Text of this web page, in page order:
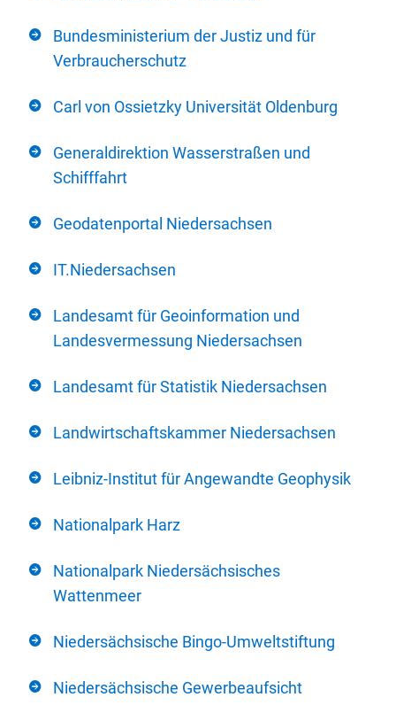
Bundesministerium der Justiz und für
Verbraucherschutz
Carl von Ossietzky Universität Oldenburg
Generaldirektion Wasserstraßen und
Schifffahrt
Geodatenportal Niedersachsen
IT.Niedersachsen
Landesamt für Geoinformation und
Landesvermessung Niedersachsen
Landesamt für Statistik Niedersachsen
Landwirtschaftskammer Niedersachsen
Leibniz-Institut für Angewandte Geophysik
Nationalpark Harz
Nationalpark Niedersächsisches
Wattenmeer
Niedersächsische Bingo-Umweltstiftung
Niedersächsische Gewerbeaufsicht